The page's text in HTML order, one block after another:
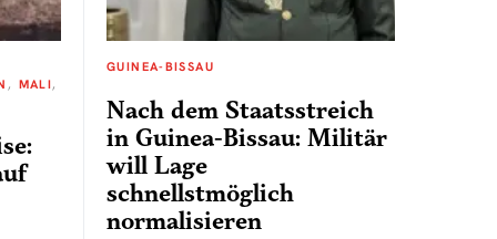
MALI
GUINEA-BISSAU
Nach dem Staatsstreich
in Guinea-Bissau: Militär
will Lage
schnellstmöglich
normalisieren